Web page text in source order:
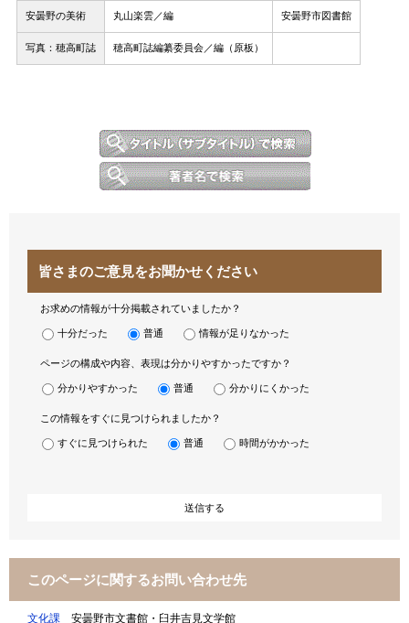
安曇野の美術 丸山楽雲／編 安曇野市図書館
写真：穂高町誌 穂高町誌編纂委員会／編（原板）
皆さまのご意見をお聞かせください
お求めの情報が十分掲載されていましたか？
十分だった 普通 情報が足りなかった
ページの構成や内容、表現は分かりやすかったですか？
分かりやすかった 普通 分かりにくかった
この情報をすぐに見つけられましたか？
すぐに見つけられた 普通 時間がかかった
このページに関するお問い合わせ先
文化課
安曇野市文書館・臼井吉見文学館